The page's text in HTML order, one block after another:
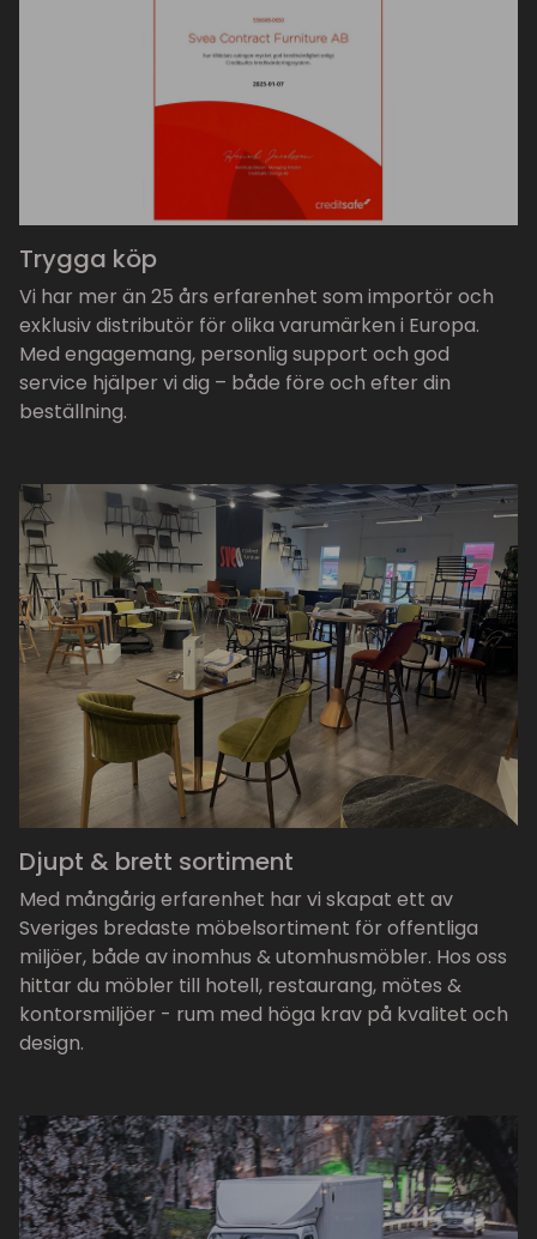
Trygga köp
Vi har mer än 25 års erfarenhet som importör och
exklusiv distributör för olika varumärken i Europa.
Med engagemang, personlig support och god
service hjälper vi dig – både före och efter din
beställning.
Djupt & brett sortiment
Med mångårig erfarenhet har vi skapat ett av
Sveriges bredaste möbelsortiment för offentliga
miljöer, både av inomhus & utomhusmöbler. Hos oss
hittar du möbler till hotell, restaurang, mötes &
kontorsmiljöer - rum med höga krav på kvalitet och
design.